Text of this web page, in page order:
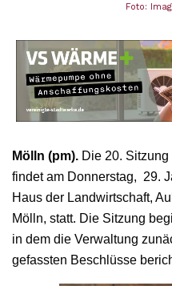
Foto:
Mölln (pm). Die 20.
findet am Donnerstag, 29.
Haus der Landwirtschaft,
Mölln, statt. Die Sitzung
in dem die Verwaltung
gefassten Beschlüsse